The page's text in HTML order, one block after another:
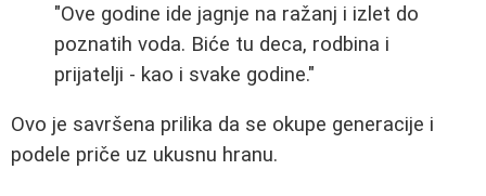
"Ove godine ide jagnje na ražanj i izlet do
poznatih voda. Biće tu deca, rodbina i
prijatelji - kao i svake godine."
Ovo je savršena prilika da se okupe generacije i
podele priče uz ukusnu hranu.